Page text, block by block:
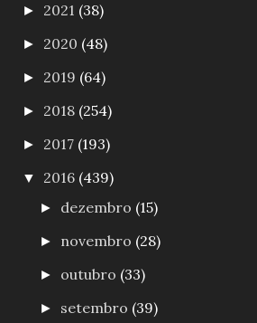
► 2021 (38)
► 2020 (48)
► 2019 (64)
► 2018 (254)
► 2017 (193)
▼ 2016 (439)
► dezembro (15)
► novembro (28)
► outubro (33)
► setembro (39)